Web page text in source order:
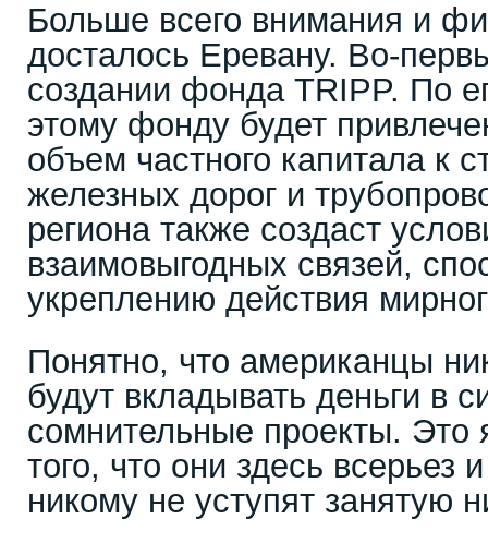
Больше всего внимания и
досталось Еревану. Во-
создании фонда TRIPP. По
этому фонду будет
объем частного капитала к
железных дорог и
региона также создаст
взаимовыгодных связей,
укреплению действия
Понятно, что американцы
будут вкладывать деньги в
сомнительные проекты. Это
того, что они здесь всерьез
никому не уступят занятую